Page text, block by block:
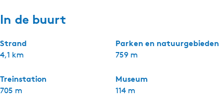
In de buurt
Strand
4,1 km
Parken en natuurgebieden
759 m
Treinstation
705 m
Museum
114 m